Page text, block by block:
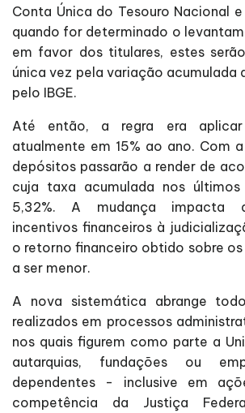
Conta Única do Tesouro Nacional
quando for determinado o
em favor dos titulares, estes
única vez pela variação acumulada
pelo IBGE.
Até então, a regra era
atualmente em 15% ao ano. Com
depósitos passarão a render de
cuja taxa acumulada nos
5,32%. A mudança impacta
incentivos financeiros à
o retorno financeiro obtido sobre
a ser menor.
A nova sistemática abrange
realizados em processos
nos quais figurem como parte a
autarquias, fundações ou
dependentes - inclusive em
competência da Justiça